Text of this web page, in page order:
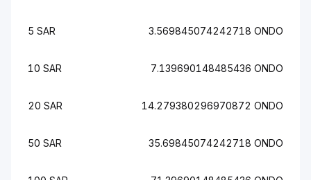
5 SAR 3.569845074242718 ONDO
10 SAR 7.139690148485436 ONDO
20 SAR 14.279380296970872 ONDO
50 SAR 35.69845074242718 ONDO